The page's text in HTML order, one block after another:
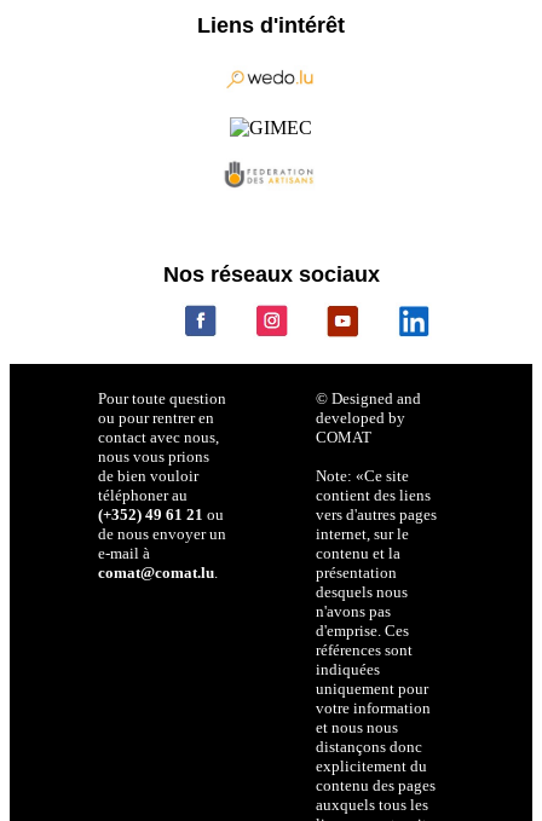
Liens d'intérêt
Nos réseaux sociaux
Pour toute question
ou pour rentrer en
contact avec nous,
nous vous prions
de bien vouloir
téléphoner au
(+352) 49 61 21 ou
de nous envoyer un
e-mail à
comat@comat.lu.
© Designed and
developed by
COMAT
Note: «Ce site
contient des liens
vers d'autres pages
internet, sur le
contenu et la
présentation
desquels nous
n'avons pas
d'emprise. Ces
références sont
indiquées
uniquement pour
votre information
et nous nous
distançons donc
explicitement du
contenu des pages
auxquels tous les